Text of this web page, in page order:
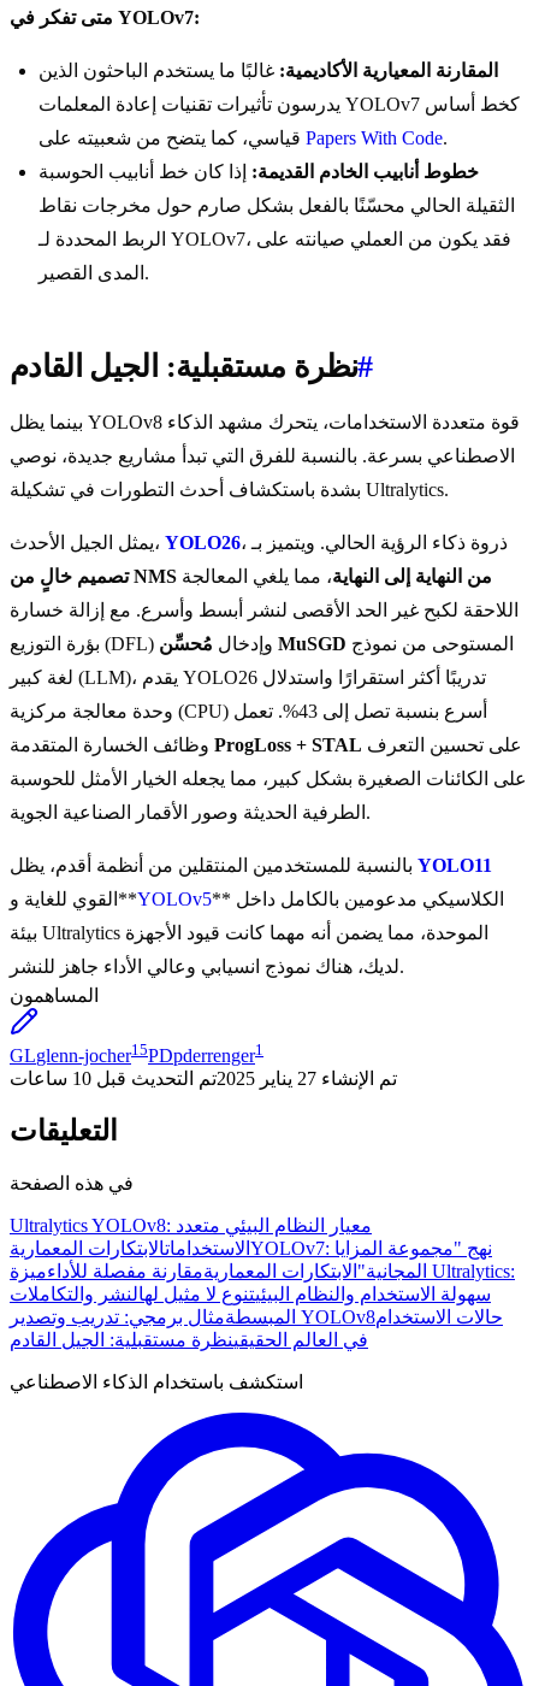
متى تفكر في YOLOv7:
المقارنة المعيارية الأكاديمية: غالبًا ما يستخدم الباحثون الذين
يدرسون تأثيرات تقنيات إعادة المعلمات YOLOv7 كخط أساس
Papers With Code.
خطوط أنابيب الخادم القديمة: إذا كان خط أنابيب الحوسبة
الثقيلة الحالي محسّنًا بالفعل بشكل صارم حول مخرجات نقاط
الربط المحددة لـ YOLOv7، فقد يكون من العملي صيانته على
المدى القصير.
نظرة مستقبلية: الجيل القادم#
بينما يظل YOLOv8 قوة متعددة الاستخدامات، يتحرك مشهد الذكاء
الاصطناعي بسرعة. بالنسبة للفرق التي تبدأ مشاريع جديدة، نوصي
بشدة باستكشاف أحدث التطورات في تشكيلة Ultralytics.
يمثل الجيل الأحدث، YOLO26 ، ذروة ذكاء الرؤية الحالي. ويتميز بـ
تصميم خالٍ من NMS من النهاية إلى النهاية، مما يلغي المعالجة
اللاحقة لكبح غير الحد الأقصى لنشر أبسط وأسرع. مع إزالة خسارة
بؤرة التوزيع (DFL) وإدخال مُحسِّن MuSGD
لغة كبير (LLM)، يقدم YOLO26 تدريبًا أكثر استقرارًا واستدلال
وحدة معالجة مركزية (CPU) أسرع بنسبة تصل إلى 43%. تعمل
ProgLoss + STAL
على الكائنات الصغيرة بشكل كبير، مما يجعله الخيار الأمثل للحوسبة
الطرفية الحديثة وصور الأقمار الصناعية الجوية.
YOLO11
القوي للغاية و**YOLOv5** الكلاسيكي مدعومين بالكامل داخل
بيئة Ultralytics الموحدة، مما يضمن أنه مهما كانت قيود الأجهزة
لديك، هناك نموذج انسيابي وعالي الأداء جاهز للنشر.
المساهمون
GLglenn-jocher15PDpderrenger1
تم الإنشاء 27 يناير 2025 تم التحديث قبل 10 ساعات
التعليقات
في هذه الصفحة
Ultralytics YOLOv8: معيار النظام البيئي متعدد
الاستخداماتالابتكارات المعمارية
YOLOv7: نهج "مجموعة المزايا
المجانية" الابتكارات المعماريةمقارنة مفصلة للأداءميزة Ultralytics:
سهولة الاستخدام والنظام البيئيتنوع لا مثيل لهالنشر والتكاملات
المبسطة مثال برمجي: تدريب وتصدير YOLOv8حالات الاستخدام
في العالم الحقيقينظرة مستقبلية: الجيل القادم
استكشف باستخدام الذكاء الاصطناعي